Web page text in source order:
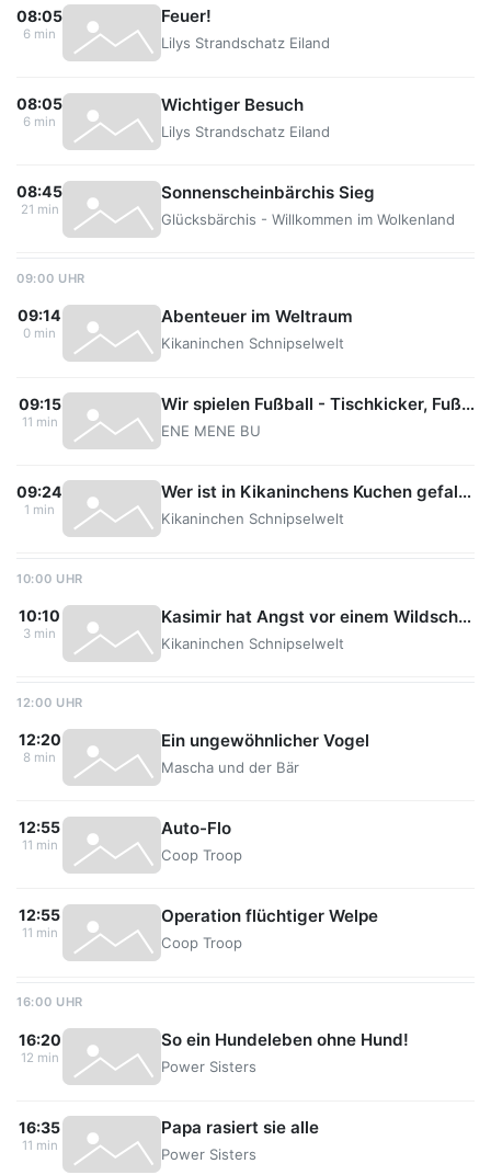
08:05
6 min
Feuer!
Lilys Strandschatz Eiland
08:05
6 min
Wichtiger Besuch
Lilys Strandschatz Eiland
08:45
21 min
Sonnenscheinbärchis Sieg
Glücksbärchis - Willkommen im Wolkenland
09:00 UHR
09:14
0 min
Abenteuer im Weltraum
Kikaninchen Schnipselwelt
09:15
11 min
Wir spielen Fußball - Tischkicker, Fußballdino und Torwart
ENE MENE BU
09:24
1 min
Wer ist in Kikaninchens Kuchen gefallen?
Kikaninchen Schnipselwelt
10:00 UHR
10:10
3 min
Kasimir hat Angst vor einem Wildschwein
Kikaninchen Schnipselwelt
12:00 UHR
12:20
8 min
Ein ungewöhnlicher Vogel
Mascha und der Bär
12:55
11 min
Auto-Flo
Coop Troop
12:55
11 min
Operation flüchtiger Welpe
Coop Troop
16:00 UHR
16:20
12 min
So ein Hundeleben ohne Hund!
Power Sisters
16:35
11 min
Papa rasiert sie alle
Power Sisters